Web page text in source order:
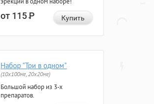
от 115Р Купить
Набор "Три в одном"
(10x100мг, 20x20мг)
Большой набор из 3-х
препаратов.